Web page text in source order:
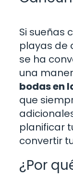
Si sueñas
playas de
se ha
una
bodas en
que
planificar
convertir
¿Por